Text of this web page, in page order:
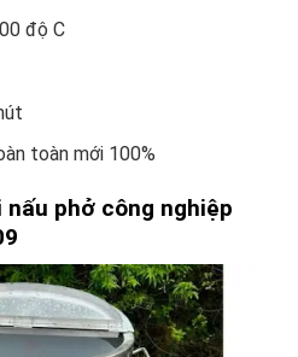
độ C
toàn mới 100%
phở công nghiệp